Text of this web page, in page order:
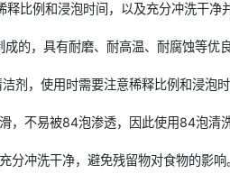
比例和浸泡时间，以及充分冲洗干净
的，具有耐磨、耐高温、耐腐蚀等优良
剂，使用时需要注意稀释比例和浸泡时
不易被84泡渗透，因此使用84泡清
冲洗干净，避免残留物对食物的影响